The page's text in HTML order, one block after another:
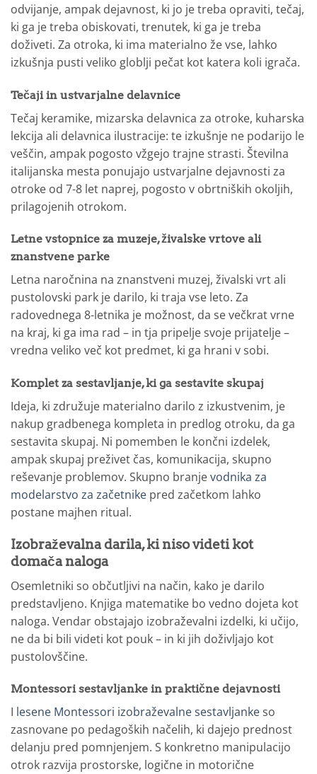
odvijanje, ampak dejavnost, ki jo je treba opraviti, tečaj,
ki ga je treba obiskovati, trenutek, ki ga je treba
doživeti. Za otroka, ki ima materialno že vse, lahko
izkušnja pusti veliko globlji pečat kot katera koli igrača.
Tečaji in ustvarjalne delavnice
Tečaj keramike, mizarska delavnica za otroke, kuharska
lekcija ali delavnica ilustracije: te izkušnje ne podarijo le
veščin, ampak pogosto vžgejo trajne strasti. Številna
italijanska mesta ponujajo ustvarjalne dejavnosti za
otroke od 7-8 let naprej, pogosto v obrtniških okoljih,
prilagojenih otrokom.
Letne vstopnice za muzeje, živalske vrtove ali
znanstvene parke
Letna naročnina na znanstveni muzej, živalski vrt ali
pustolovski park je darilo, ki traja vse leto. Za
radovednega 8-letnika je možnost, da se večkrat vrne
na kraj, ki ga ima rad – in tja pripelje svoje prijatelje –
vredna veliko več kot predmet, ki ga hrani v sobi.
Komplet za sestavljanje, ki ga sestavite skupaj
Ideja, ki združuje materialno darilo z izkustvenim, je
nakup gradbenega kompleta in predlog otroku, da ga
sestavita skupaj. Ni pomemben le končni izdelek,
ampak skupaj preživet čas, komunikacija, skupno
reševanje problemov. Skupno branjevodnika za
modelarstvo za začetnike pred začetkom lahko
postane majhen ritual.
Izobraževalna darila, ki niso videti kot
domača naloga
Osemletniki so občutljivi na način, kako je darilo
predstavljeno. Knjiga matematike bo vedno dojeta kot
naloga. Vendar obstajajo izobraževalni izdelki, ki učijo,
ne da bi bili videti kot pouk – in ki jih doživljajo kot
pustolovščine.
Montessori sestavljanke in praktične dejavnosti
I lesene Montessori izobraževalne sestavljankeso
zasnovane po pedagoških načelih, ki dajejo prednost
delanju pred pomnjenjem. S konkretno manipulacijo
otrok razvija prostorske, logične in motorične